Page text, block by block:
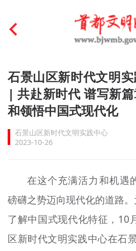
首页
文明创建
文明实践
文明培育
榜样人物
身边好人
文明评论
石景山区新时代文明
| 共赴新时代 谱写新
和领悟中国式现代化
石景山区新时代文明实践中心
2023-10-26
在这个充满活力和机遇
磅礴之势迈向现代化的道路
了解中国式现代化特征，10
区新时代文明实践中心在石